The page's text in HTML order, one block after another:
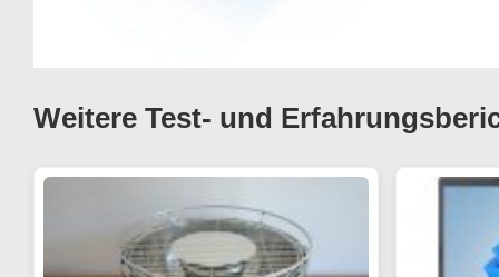
Weitere Test- und